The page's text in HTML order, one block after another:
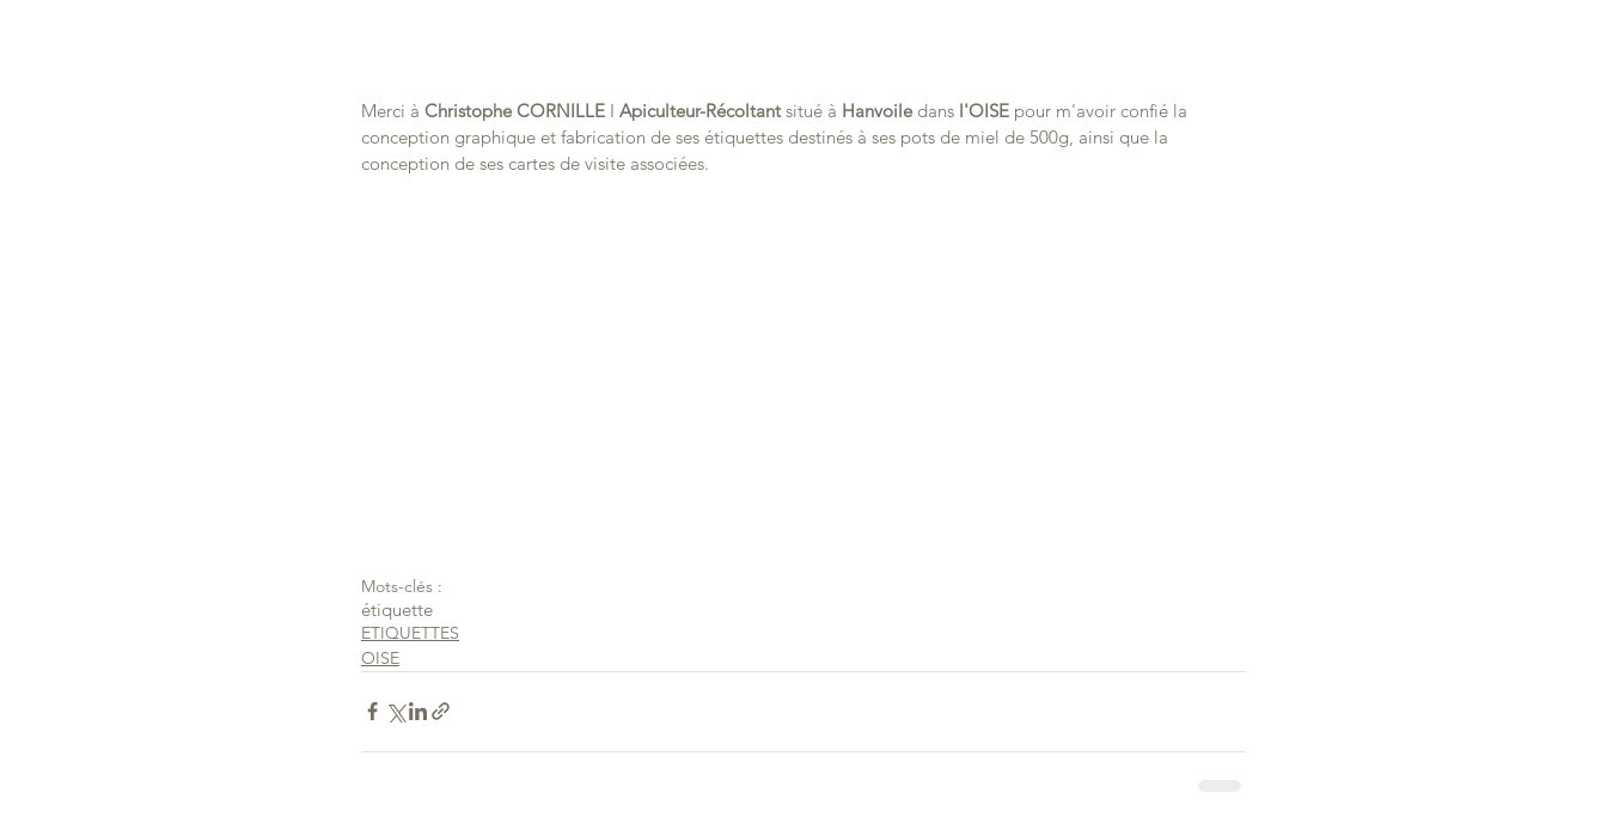
Merci à Christophe CORNILLE I Apiculteur-Récoltant situé à Hanvoile dans l'OISE pour m'avoir confié la
conception graphique et fabrication de ses étiquettes destinés à ses pots de miel de 500g, ainsi que la
conception de ses cartes de visite associées.
Mots-clés :
étiquette
ETIQUETTES
OISE